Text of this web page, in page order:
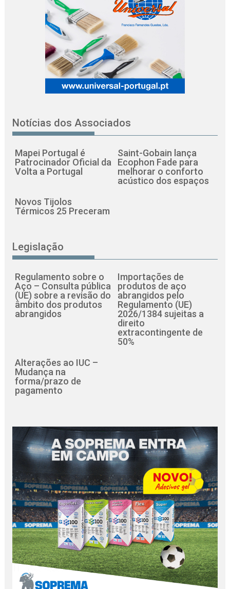
Notícias dos Associados
Mapei Portugal é
Patrocinador Oficial da
Volta a Portugal
Saint-Gobain lança
Ecophon Fade para
melhorar o conforto
acústico dos espaços
Novos Tijolos
Térmicos 25 Preceram
Legislação
Regulamento sobre o
Aço – Consulta pública
(UE) sobre a revisão do
âmbito dos produtos
abrangidos
Importações de
produtos de aço
abrangidos pelo
Regulamento (UE)
2026/1384 sujeitas a
direito
extracontingente de
50%
Alterações ao IUC –
Mudança na
forma/prazo de
pagamento